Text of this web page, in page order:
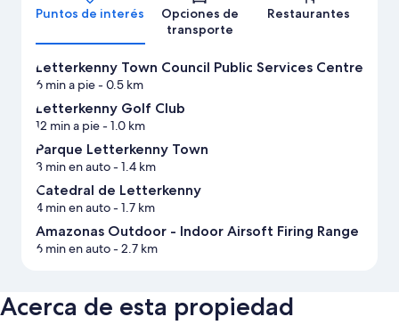
Puntos de interés
Opciones de
transporte
Restaurantes
Letterkenny Town Council Public Services Centre
6 min a pie- 0.5 km
Letterkenny Golf Club
12 min a pie- 1.0 km
Parque Letterkenny Town
3 min en auto- 1.4 km
Catedral de Letterkenny
4 min en auto- 1.7 km
Amazonas Outdoor - Indoor Airsoft Firing Range
6 min en auto- 2.7 km
Acerca de esta propiedad